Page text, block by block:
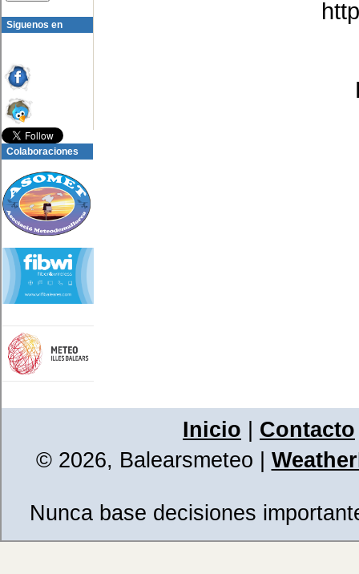
Siguenos en
Colaboraciones
Inicio
Contacto
© 2026, Balearsmeteo
Nunca base decisiones